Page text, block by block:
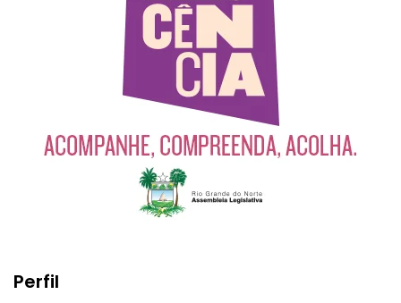
Perfil